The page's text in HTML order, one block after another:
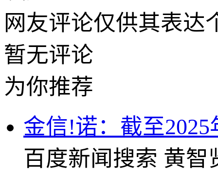
网友评论仅供其表达
暂无评论
为你推荐
金信!诺：截至2025
百度新闻搜索 黄智